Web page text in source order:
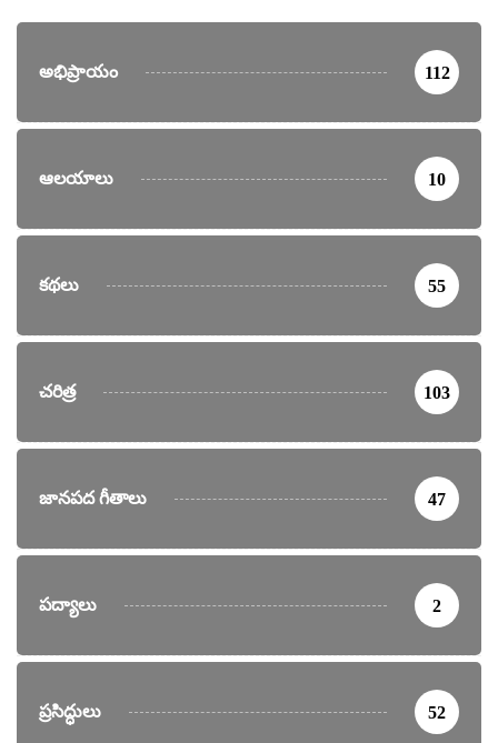
అభిప్రాయం 112
ఆలయాలు 10
కథలు 55
చరిత్ర 103
జానపద గీతాలు 47
పద్యాలు 2
ప్రసిద్ధులు 52